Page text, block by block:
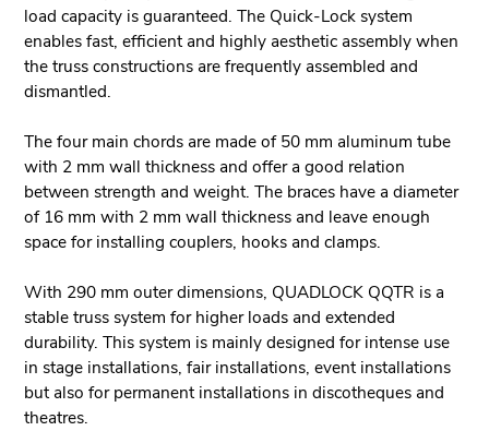
load capacity is guaranteed. The Quick-Lock system
enables fast, efficient and highly aesthetic assembly when
the truss constructions are frequently assembled and
dismantled.
The four main chords are made of 50 mm aluminum tube
with 2 mm wall thickness and offer a good relation
between strength and weight. The braces have a diameter
of 16 mm with 2 mm wall thickness and leave enough
space for installing couplers, hooks and clamps.
With 290 mm outer dimensions, QUADLOCK QQTR is a
stable truss system for higher loads and extended
durability. This system is mainly designed for intense use
in stage installations, fair installations, event installations
but also for permanent installations in discotheques and
theatres.